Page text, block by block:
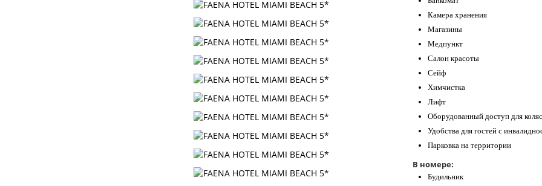
Камера хранения
Магазины
Медпункт
Салон красоты
Сейф
Химчистка
Лифт
Оборудованный доступ для
Удобства для гостей с
Парковка на территории
В номере:
Будильник